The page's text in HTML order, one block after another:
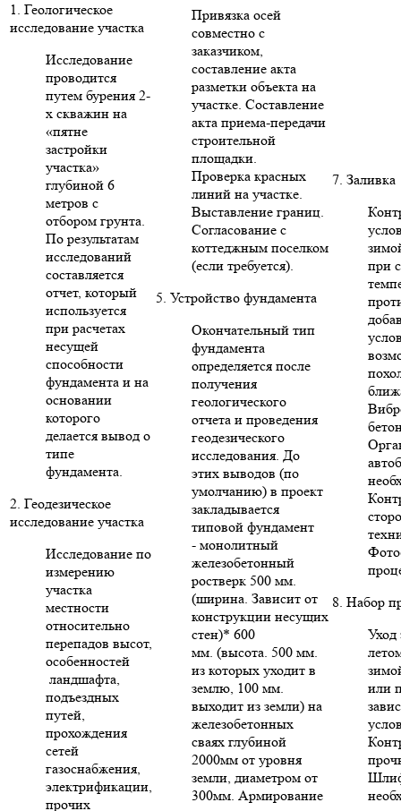
1. Геологическое
исследование участка
Исследование
проводится
путем бурения 2-
х скважин на
«пятне
застройки
участка»
глубиной 6
метров с
отбором грунта.
По результатам
исследований
составляется
отчет, который
используется
при расчетах
несущей
способности
фундамента и на
основании
которого
делается вывод о
типе
фундамента.
2. Геодезическое
исследование участка
Исследование по
измерению
участка
местности
относительно
перепадов высот,
особенностей
ландшафта,
подъездных
путей,
прохождения
сетей
газоснабжения,
электрификации,
прочих
Привязка осей
совместно с
заказчиком,
составление акта
разметки объекта на
участке. Составление
акта приема-передачи
строительной
площадки.
Проверка красных
линий на участке.
Выставление границ.
Согласование с
коттеджным поселком
(если требуется).
5. Устройство фундамента
Окончательный тип
фундамента
определяется после
получения
геологического
отчета и проведения
геодезического
исследования. До
этих выводов (по
умолчанию) в проект
закладывается
типовой фундамент
- монолитный
железобетонный
ростверк 500 мм.
(ширина. Зависит от
конструкции несущих
стен)* 600
мм. (высота. 500 мм.
из которых уходит в
землю, 100 мм.
выходит из земли) на
железобетонных
сваях глубиной
2000мм от уровня
земли, диаметром от
300мм. Армирование
7. Заливка
при
8. Набор
Уход
или